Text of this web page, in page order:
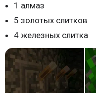
1 алмаз
5 золотых слитков
4 железных слитка